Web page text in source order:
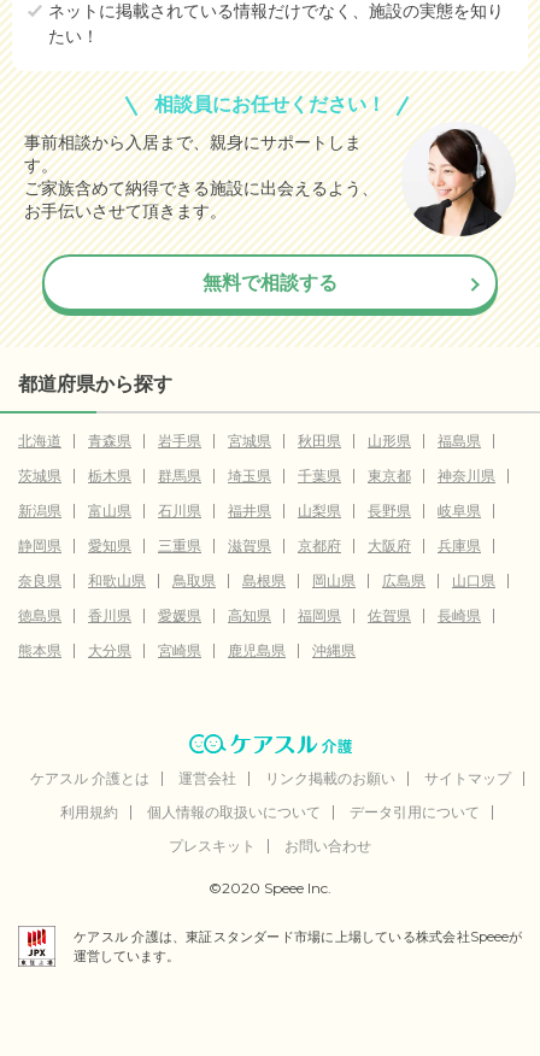
ネットに掲載されている情報だけでなく、施設の実態を知り
たい！
相談員にお任せください！
事前相談から入居まで、親身にサポートしま
す。
ご家族含めて納得できる施設に出会えるよう、
お手伝いさせて頂きます。
無料で相談する
都道府県から探す
北海道 青森県 岩手県 宮城県 秋田県 山形県
福島県
茨城県
栃木県 群馬県 埼玉県 千葉県 東京都
神奈川県
新潟県
富山県 石川県 福井県 山梨県 長野県
岐阜県
静岡県
愛知県 三重県 滋賀県 京都府 大阪府
兵庫県
奈良県
和歌山県 鳥取県 島根県 岡山県 広島県
山口県
徳島県
香川県 愛媛県 高知県 福岡県 佐賀県
長崎県
熊本県
大分県 宮崎県 鹿児島県 沖縄県
ケアスル 介護とは 運営会社 リンク掲載のお願い
サイトマップ
利用規約
個人情報の取扱いについて
データ引用について
プレスキット
お問い合わせ
©2020 Speee Inc.
ケアスル 介護は、東証スタンダード市場に上場している株式会社Speeeが
運営しています。